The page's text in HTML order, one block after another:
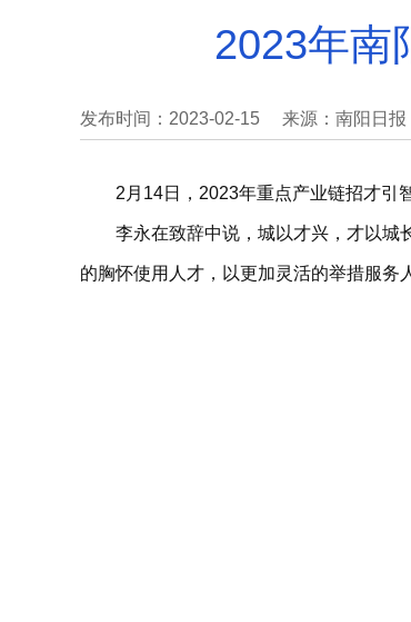
2023年南
发布时间：2023-02-15 来源：南阳日报
2月14日，2023年重点产业链招才引
李永在致辞中说，城以才兴，才以城
的胸怀使用人才，以更加灵活的举措服务